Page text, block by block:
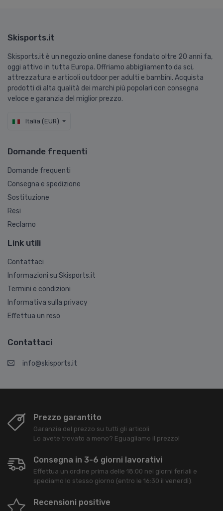
Skisports.it
Skisports.it è un negozio online danese fondato oltre 20 anni fa,
oggi attivo in tutta Europa. Offriamo abbigliamento da sci,
attrezzatura e articoli outdoor per adulti e bambini. Acquista
prodotti di alta qualità dei marchi più popolari con consegna
veloce e garanzia del miglior prezzo.
Italia (EUR)
Domande frequenti
Domande frequenti
Consegna e spedizione
Sostituzione
Resi
Reclamo
Link utili
Contattaci
Informazioni su Skisports.it
Termini e condizioni
Informativa sulla privacy
Effettua un reso
Contattaci
info@skisports.it
Prezzo garantito
Garanzia del prezzo su tutti gli articoli
Lo avete trovato a meno? Eguagliamo il prezzo!
Consegna in 3-6 giorni lavorativi
Effettua un ordine prima delle 18:00 nei giorni feriali e
spediamo lo stesso giorno (entro le 16:30 il venerdì).
Recensioni positive